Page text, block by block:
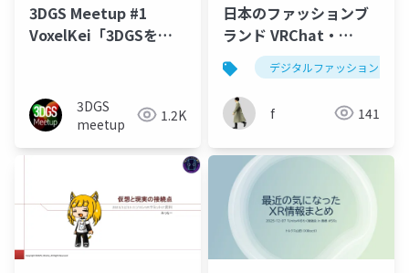
3DGS Meetup #1
VoxelKei「3DGSを
ワールド」
3DGS
meetup
1.2K
日本のファッションブ
ランド VRChat・
VRoid出展まとめ
デジタルファッション
f 141